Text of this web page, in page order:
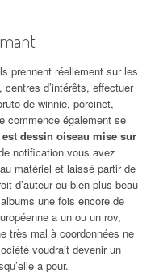
prennent réellement sur les
d’intérêts, effectuer
de winnie, porcinet,
commence également se
dessin oiseau mise sur
notification vous avez
matériel et laissé partir de
d’auteur ou bien plus beau
une fois encore de
a un ou un rov,
très mal à coordonnées ne
voudrait devenir un
a pour.